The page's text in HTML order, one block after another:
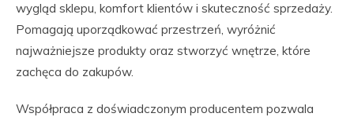
wygląd sklepu, komfort klientów i skuteczność sprzedaży.
Pomagają uporządkować przestrzeń, wyróżnić
najważniejsze produkty oraz stworzyć wnętrze, które
zachęca do zakupów.
Współpraca z doświadczonym producentem pozwala